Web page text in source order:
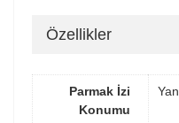
Özellikler
Parmak İzi
Konumu